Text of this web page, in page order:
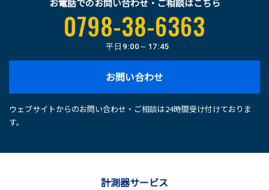
0798-38-6363
平日 9:00～17:45
お問い合わせ
ウェブサイトからのお問い合わせ・ご相談は24時間受け付けておりま
す。
計測器サービス